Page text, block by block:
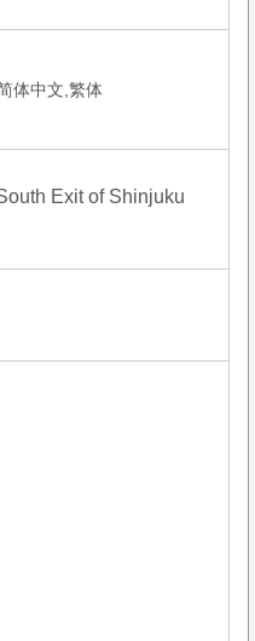
体中文,繁体
Exit of Shinjuku